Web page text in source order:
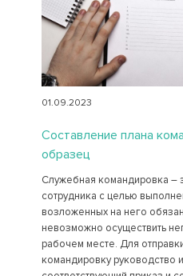
01.09.2023
Составление плана
образец
Служебная командировка –
сотрудника с целью
возложенных на него
невозможно осуществить
рабочем месте. Для
командировку руководство